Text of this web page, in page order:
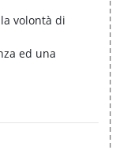
volontà di
ed una